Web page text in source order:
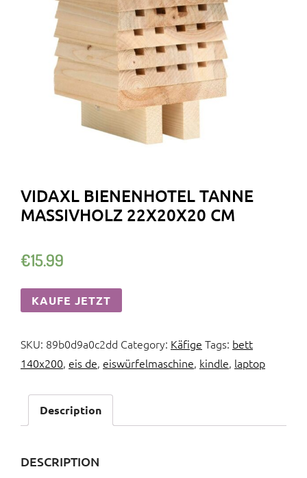
VIDAXL BIENENHOTEL TANNE
MASSIVHOLZ 22X20X20 CM
€15.99
KAUFE JETZT
SKU: 89b0d9a0c2dd Category: Käfige Tags: bett
140x200, eis de, eiswürfelmaschine, kindle, laptop
Description
DESCRIPTION